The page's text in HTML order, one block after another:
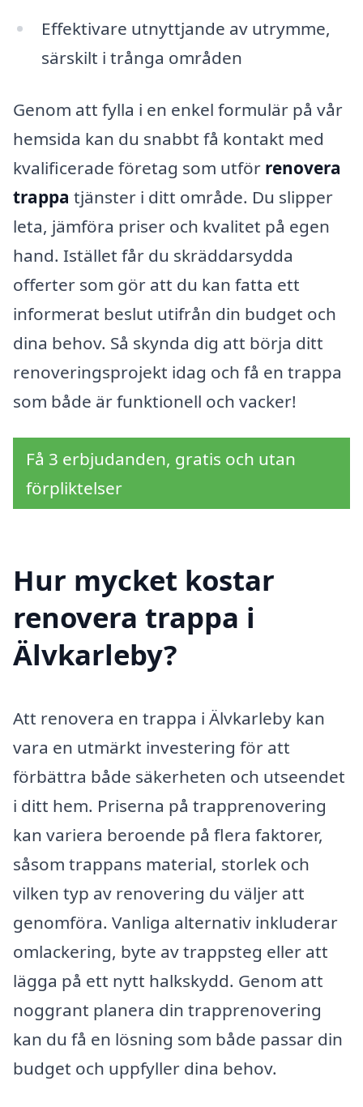
Effektivare utnyttjande av utrymme,
särskilt i trånga områden
Genom att fylla i en enkel formulär på vår
hemsida kan du snabbt få kontakt med
kvalificerade företag som utför renovera
trappa tjänster i ditt område. Du slipper
leta, jämföra priser och kvalitet på egen
hand. Istället får du skräddarsydda
offerter som gör att du kan fatta ett
informerat beslut utifrån din budget och
dina behov. Så skynda dig att börja ditt
renoveringsprojekt idag och få en trappa
som både är funktionell och vacker!
Få 3 erbjudanden, gratis och utan
förpliktelser
Hur mycket kostar
renovera trappa i
Älvkarleby?
Att renovera en trappa i Älvkarleby kan
vara en utmärkt investering för att
förbättra både säkerheten och utseendet
i ditt hem. Priserna på trapprenovering
kan variera beroende på flera faktorer,
såsom trappans material, storlek och
vilken typ av renovering du väljer att
genomföra. Vanliga alternativ inkluderar
omlackering, byte av trappsteg eller att
lägga på ett nytt halkskydd. Genom att
noggrant planera din trapprenovering
kan du få en lösning som både passar din
budget och uppfyller dina behov.